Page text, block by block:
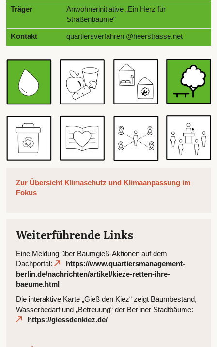
Träger
Anwohnerinitiative „Ein Herz für
Straßenbäume“
Kontakt quartiersverfahren @heerstrasse.net
Zur Übersicht Klimaschutz und Klimaanpassung im
Fokus
Weiterführende Links
Eine Meldung über Baumgieß-Aktionen auf dem
Dachportal:
https://www.quartiersmanagement-
berlin.de/nachrichten/artikel/kieze-retten-ihre-
baeume.html
Die interaktive Karte „Gieß den Kiez“ zeigt Baumbestand,
Wasserbedarf und „Betreuung“ der Berliner Stadtbäume:
https://giessdenkiez.de/